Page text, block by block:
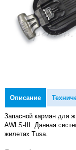
Описание
Запасной карман для
AWLS-III. Данная
жилетах Tusa.